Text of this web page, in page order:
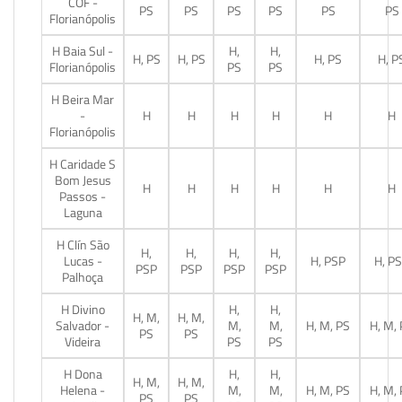
Florianópolis
PS PS PS PS PS PS
H Baia Sul -
Florianópolis
H, PS H, PS
H,
PS
H,
PS
H, PS H,
H Beira Mar
-
Florianópolis
H H H H H H
H Caridade S
Bom Jesus
Passos -
Laguna
H H H H H H
H Clín São
Lucas -
Palhoça
H,
PSP
H,
PSP
H,
PSP
H,
PSP
H, PSP H,
H Divino
Salvador -
Videira
H, M,
PS
H, M,
PS
H,
M,
PS
H,
M,
PS
H, M, PS H, M,
H Dona
Helena -
H, M,
H, M,
H,
M,
H,
M,
H, M, PS H, M,